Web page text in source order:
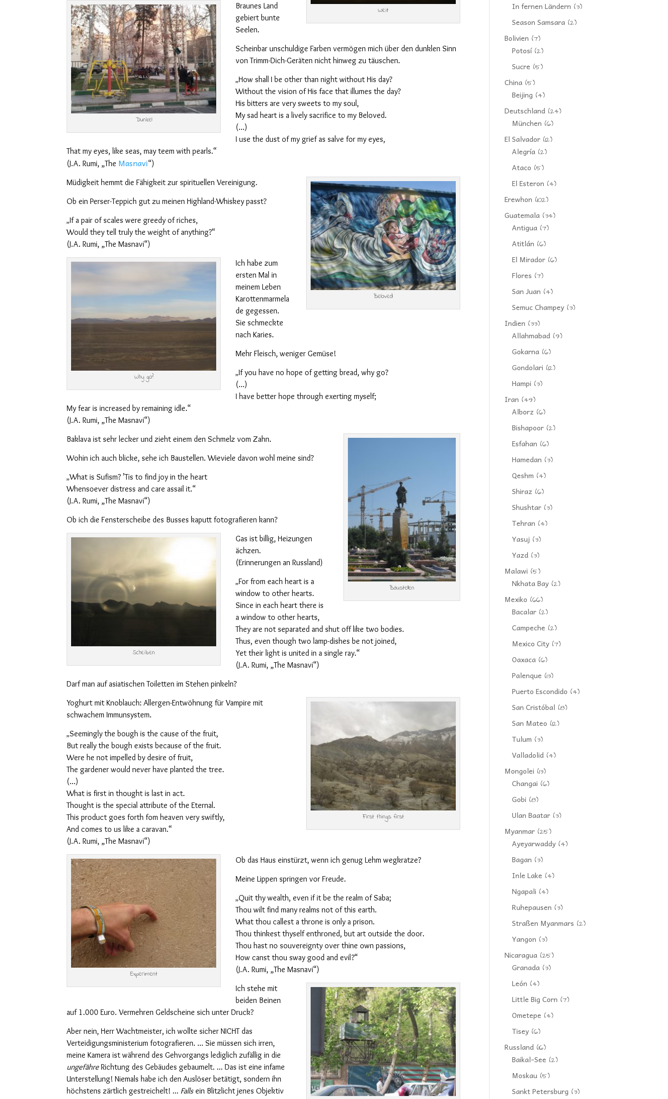
Weit
Dunkel
Braunes Land
gebiert bunte
Seelen.
Scheinbar unschuldige Farben vermögen mich über den dunklen Sinn
von Trimm-Dich-Geräten nicht hinweg zu täuschen.
„How shall I be other than night without His day?
Without the vision of His face that illumes the day?
His bitters are very sweets to my soul,
My sad heart is a lively sacrifice to my Beloved.
(…)
I use the dust of my grief as salve for my eyes,
That my eyes, like seas, may teem with pearls.“
(J.A. Rumi, „The Masnavi“)
Beloved
Müdigkeit hemmt die Fähigkeit zur spirituellen Vereinigung.
Ob ein Perser-Teppich gut zu meinen Highland-Whiskey passt?
„If a pair of scales were greedy of riches,
Would they tell truly the weight of anything?“
(J.A. Rumi, „The Masnavi“)
Why go?
Ich habe zum
ersten Mal in
meinem Leben
Karottenmarmela
de gegessen.
Sie schmeckte
nach Karies.
Mehr Fleisch, weniger Gemüse!
„If you have no hope of getting bread, why go?
(…)
I have better hope through exerting myself;
My fear is increased by remaining idle.“
(J.A. Rumi, „The Masnavi“)
Baustellen
Baklava ist sehr lecker und zieht einem den Schmelz vom Zahn.
Wohin ich auch blicke, sehe ich Baustellen. Wieviele davon wohl meine sind?
„What is Sufism?’Tis to find joy in the heart
Whensoever distress and care assail it.“
(J.A. Rumi, „The Masnavi“)
Ob ich die Fensterscheibe des Busses kaputt fotografieren kann?
Scheiben
Gas ist billig, Heizungen
ächzen.
(Erinnerungen an Russland)
„For from each heart is a
window to other hearts.
Since in each heart there is
a window to other hearts,
They are not separated and shut off like two bodies.
Thus, even though two lamp-dishes be not joined,
Yet their light is united in a single ray.“
(J.A. Rumi, „The Masnavi“)
Darf man auf asiatischen Toiletten im Stehen pinkeln?
First things first
Yoghurt mit Knoblauch: Allergen-Entwöhnung für Vampire mit
schwachem Immunsystem.
„Seemingly the bough is the cause of the fruit,
But really the bough exists because of the fruit.
Were he not impelled by desire of fruit,
The gardener would never have planted the tree.
(…)
What is first in thought is last in act.
Thought is the special attribute of the Eternal.
This product goes forth fom heaven very swiftly,
And comes to us like a caravan.“
(J.A. Rumi, „The Masnavi“)
Experiment
Ob das Haus einstürzt, wenn ich genug Lehm wegkratze?
Meine Lippen springen vor Freude.
„Quit thy wealth, even if it be the realm of Saba;
Thou wilt find many realms not of this earth.
What thou callest a throne is only a prison.
Thou thinkest thyself enthroned, but art outside the door.
Thou hast no souvereignty over thine own passions,
How canst thou sway good and evil?“
(J.A. Rumi, „The Masnavi“)
Ich stehe mit
beiden Beinen
auf 1.000 Euro. Vermehren Geldscheine sich unter Druck?
Aber nein, Herr Wachtmeister, ich wollte sicher NICHT das
Verteidigungsministerium fotografieren. … Sie müssen sich irren,
meine Kamera ist während des Gehvorgangs lediglich zufällig in die
ungefähreRichtung des Gebäudes gebaumelt. … Das ist eine infame
Unterstellung! Niemals habe ich den Auslöser betätigt, sondern ihn
höchstens zärtlich gestreichelt! … Fallsein Blitzlicht jenes Objektiv
In fernen Ländern (3)
Season Samsara (2)
Bolivien (7)
Potosí(2)
Sucre (5)
China (5)
Beijing (4)
Deutschland (24)
München (6)
El Salvador (12)
Alegría (2)
Ataco (5)
El Esteron (4)
Erewhon (102)
Guatemala (34)
Antigua (7)
Atitlán (6)
El Mirador (6)
Flores (7)
San Juan (4)
Semuc Champey (3)
Indien (33)
Allahmabad (9)
Gokarna (6)
Gondolari (12)
Hampi (3)
Iran (49)
Alborz (6)
Bishapoor (2)
Esfahan (6)
Hamedan (3)
Qeshm (4)
Shiraz (6)
Shushtar (3)
Tehran (4)
Yasuj (3)
Yazd (3)
Malawi (5)
Nkhata Bay (2)
Mexiko (66)
Bacalar (2)
Campeche (2)
Mexico City (7)
Oaxaca (6)
Palenque (13)
Puerto Escondido (4)
San Cristóbal (8)
San Mateo (12)
Tulum (3)
Valladolid (4)
Mongolei (13)
Changai (6)
Gobi (8)
Ulan Baatar (3)
Myanmar (25)
Ayeyarwaddy (4)
Bagan (3)
Inle Lake (4)
Ngapali (4)
Ruhepausen (3)
Straßen Myanmars (2)
Yangon (3)
Nicaragua (25)
Granada (3)
León (4)
Little Big Corn (7)
Ometepe (4)
Tisey (6)
Russland (16)
Baikal-See (2)
Moskau (5)
Sankt Petersburg (3)